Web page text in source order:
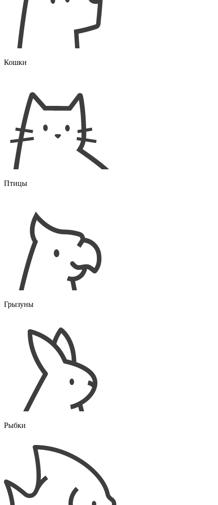
Кошки
Птицы
Грызуны
Рыбки